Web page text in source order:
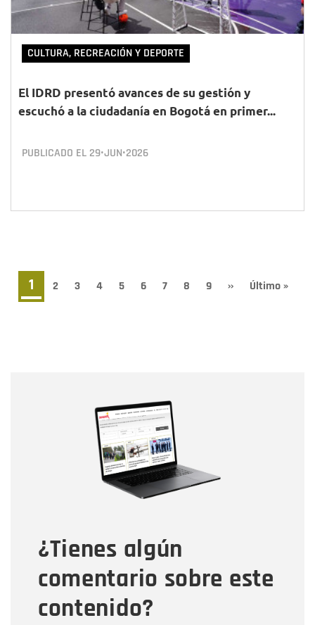
CULTURA, RECREACIÓN Y DEPORTE
El IDRD presentó avances de su gestión y
escuchó a la ciudadanía en Bogotá en primer...
PUBLICADO EL 29•JUN•2026
Paginación
Página
actual
1 Page
2 Page
3 Page
4 Page
5 Page
6 Page
7 Page
8 Page
9
Siguiente
››
Última
Último »
¿Tienes algún
comentario sobre este
contenido?
Correo electrónico
Tipo de comentario
Mensaje